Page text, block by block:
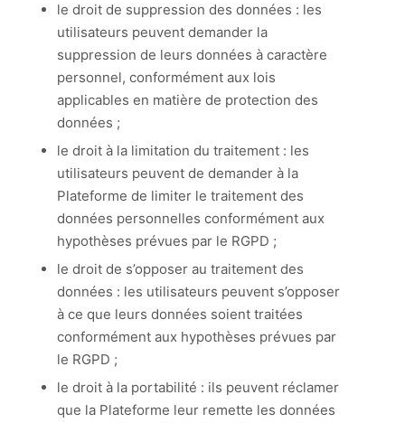
le droit de suppression des données : les
utilisateurs peuvent demander la
suppression de leurs données à caractère
personnel, conformément aux lois
applicables en matière de protection des
données ;
le droit à la limitation du traitement : les
utilisateurs peuvent de demander à la
Plateforme de limiter le traitement des
données personnelles conformément aux
hypothèses prévues par le RGPD ;
le droit de s’opposer au traitement des
données : les utilisateurs peuvent s’opposer
à ce que leurs données soient traitées
conformément aux hypothèses prévues par
le RGPD ;
le droit à la portabilité : ils peuvent réclamer
que la Plateforme leur remette les données